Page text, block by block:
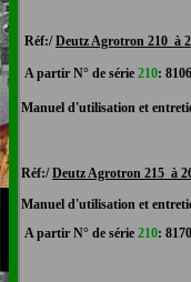
Réf:/Deutz Agrotron 210 à
A partir N° de série 210:
Manuel d'utilisation et
Réf:/Deutz Agrotron 215 à
Manuel d'utilisation et
A partir N° de série 210: